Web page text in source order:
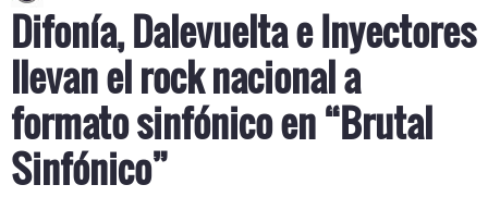
Difonía, Dalevuelta e Inyectores
llevan el rock nacional a
formato sinfónico en “Brutal
Sinfónico”